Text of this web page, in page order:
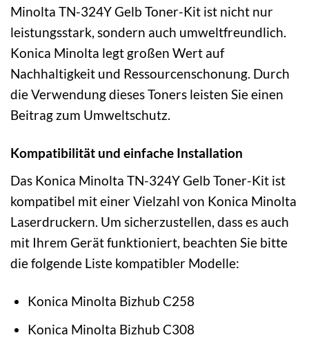
Minolta TN-324Y Gelb Toner-Kit ist nicht nur
leistungsstark, sondern auch umweltfreundlich.
Konica Minolta legt großen Wert auf
Nachhaltigkeit und Ressourcenschonung. Durch
die Verwendung dieses Toners leisten Sie einen
Beitrag zum Umweltschutz.
Kompatibilität und einfache Installation
Das Konica Minolta TN-324Y Gelb Toner-Kit ist
kompatibel mit einer Vielzahl von Konica Minolta
Laserdruckern. Um sicherzustellen, dass es auch
mit Ihrem Gerät funktioniert, beachten Sie bitte
die folgende Liste kompatibler Modelle:
Konica Minolta Bizhub C258
Konica Minolta Bizhub C308